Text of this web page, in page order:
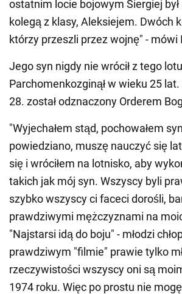
ostatnim locie bojowym Siergiej
kolegą z klasy, Aleksiejem. Dwóch
którzy przeszli przez wojnę" - mówi
Jego syn nigdy nie wrócił z tego
Parchomenkozginął w wieku 25
28. został odznaczony Orderem
"Wyjechałem stąd, pochowałem
powiedziano, muszę nauczyć się
się i wróciłem na lotnisko, aby
takich jak mój syn. Wszyscy byli
szybko wszyscy ci faceci dorośli,
prawdziwymi mężczyznami na
"Najstarsi idą do boju" - młodzi
prawdziwym "filmie" prawie tylko
rzeczywistości wszyscy oni są
1974 roku. Więc po prostu nie